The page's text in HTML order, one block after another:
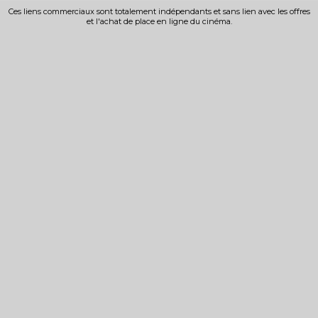
Ces liens commerciaux sont totalement indépendants et sans lien avec les offres
et l'achat de place en ligne du cinéma.